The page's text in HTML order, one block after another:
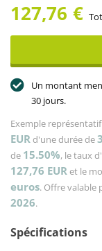
127,76 €
Un montant
30 jours.
Exemple
EURd'une durée de
de 15.50%, le taux
127,76 EURet le
euros. Offre valable
2026.
Spécifications